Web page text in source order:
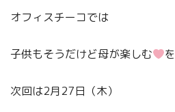
オフィスチーコでは
子供もそうだけど母が楽しむ
次回は2月27日（木）